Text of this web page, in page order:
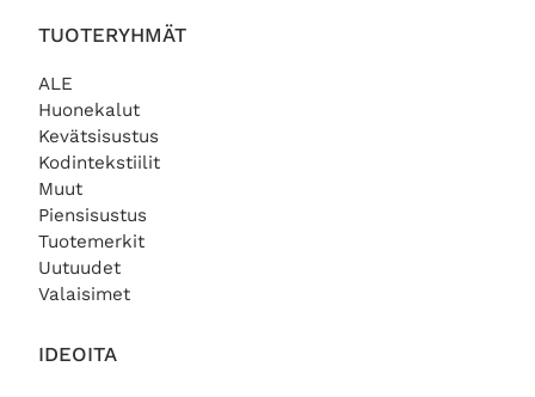
TUOTERYHMÄT
ALE
Huonekalut
Kevätsisustus
Kodintekstiilit
Muut
Piensisustus
Tuotemerkit
Uutuudet
Valaisimet
IDEOITA